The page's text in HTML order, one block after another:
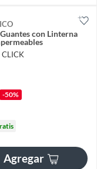
con Linterna
CLICK
-50%
Agregar